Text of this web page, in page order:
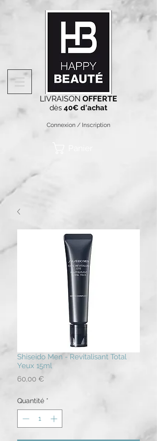
LIVRAISON OFFERTE
dès 40€ d'achat
Connexion / Inscription
Shiseido Men - Revitalisant Total
Yeux 15ml
60,00 €
Quantité *